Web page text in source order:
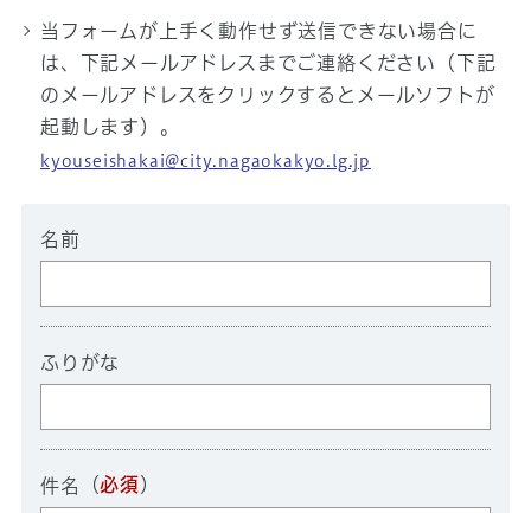
当フォームが上手く動作せず送信できない場合に
は、下記メールアドレスまでご連絡ください（下記
のメールアドレスをクリックするとメールソフトが
起動します）。
kyouseishakai@city.nagaokakyo.lg.jp
名前
ふりがな
件名 （必須 ）